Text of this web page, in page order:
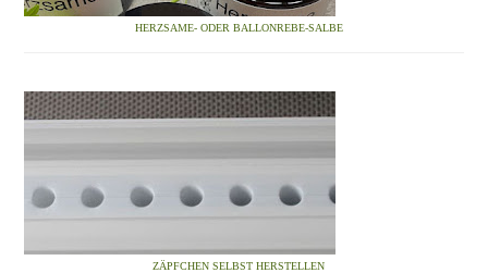
HERZSAME- ODER BALLONREBE-SALBE
ZÄPFCHEN SELBST HERSTELLEN